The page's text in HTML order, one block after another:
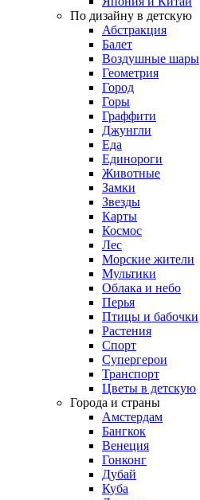
По дизайну в детскую
Абстракция
Балет
Воздушные шары
Геометрия
Город
Горы
Граффити
Джунгли
Еда
Единороги
Животные
Замки
Звезды
Карты
Космос
Лес
Морские жители
Мультики
Облака и небо
Перья
Птицы и бабочки
Растения
Спорт
Супергерои
Транспорт
Цветы в детскую
Города и страны
Амстердам
Бангкок
Венеция
Гонконг
Дубай
Куба